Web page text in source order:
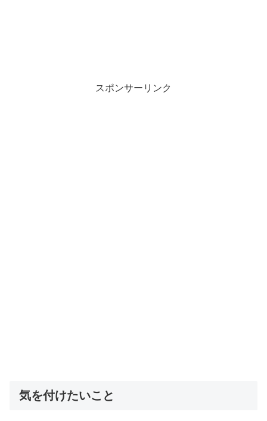
スポンサーリンク
気を付けたいこと